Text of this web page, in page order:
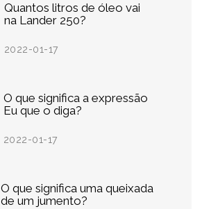
Quantos litros de óleo vai
na Lander 250?
2022-01-17
O que significa a expressão
Eu que o diga?
2022-01-17
O que significa uma queixada
de um jumento?